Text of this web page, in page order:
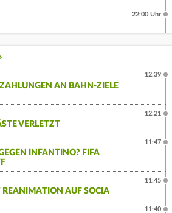
22:00 Uhr
AN BAHN-ZIELE
12:39
VERLETZT
12:21
INFANTINO? FIFA
11:47
REANIMATION AUF SOCIA
11:45
11:40